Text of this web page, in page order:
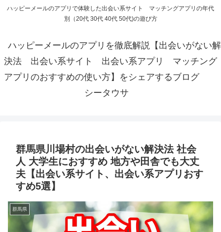
ハッピーメールのアプリで体験した出会い系サイト マッチングアプリの年代
別（20代 30代 40代 50代)の遊び方
ハッピーメールのアプリを徹底解説【出会いがない解
決法 出会い系サイト 出会い系アプリ マッチング
アプリのおすすめの使い方】をシェアするブログ
シータウサ
群馬県川場村の出会いがない解決法 社会
人 大学生におすすめ 地方や田舎でも大丈
夫【出会い系サイト、出会い系アプリおす
すめ5選】
群馬県